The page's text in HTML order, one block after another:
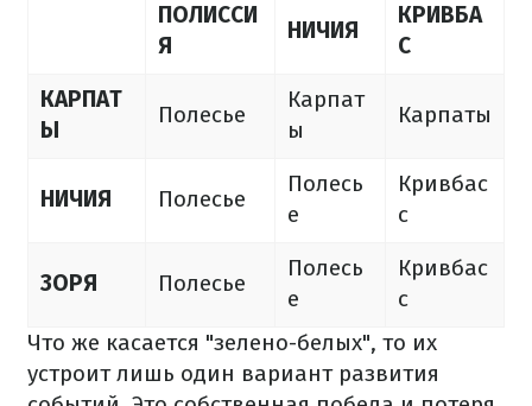
ПОЛИССИ
Я
НИЧИЯ
КРИВБА
С
КАРПАТ
Ы
Полесье
Карпат
ы
Карпаты
НИЧИЯ Полесье
Полесь
е
Кривбас
с
ЗОРЯ Полесье
Полесь
е
Кривбас
с
Что же касается "зелено-белых", то их
устроит лишь один вариант развития